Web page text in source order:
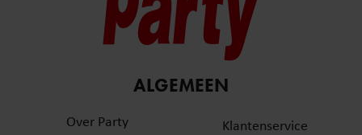
ALGEMEEN
Over Party
Klantenservice